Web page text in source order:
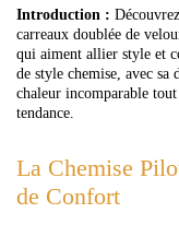
Introduction :
carreaux doublée de
qui aiment allier style et
de style chemise, avec
chaleur incomparable
tendance.
La Chemise
de Confort